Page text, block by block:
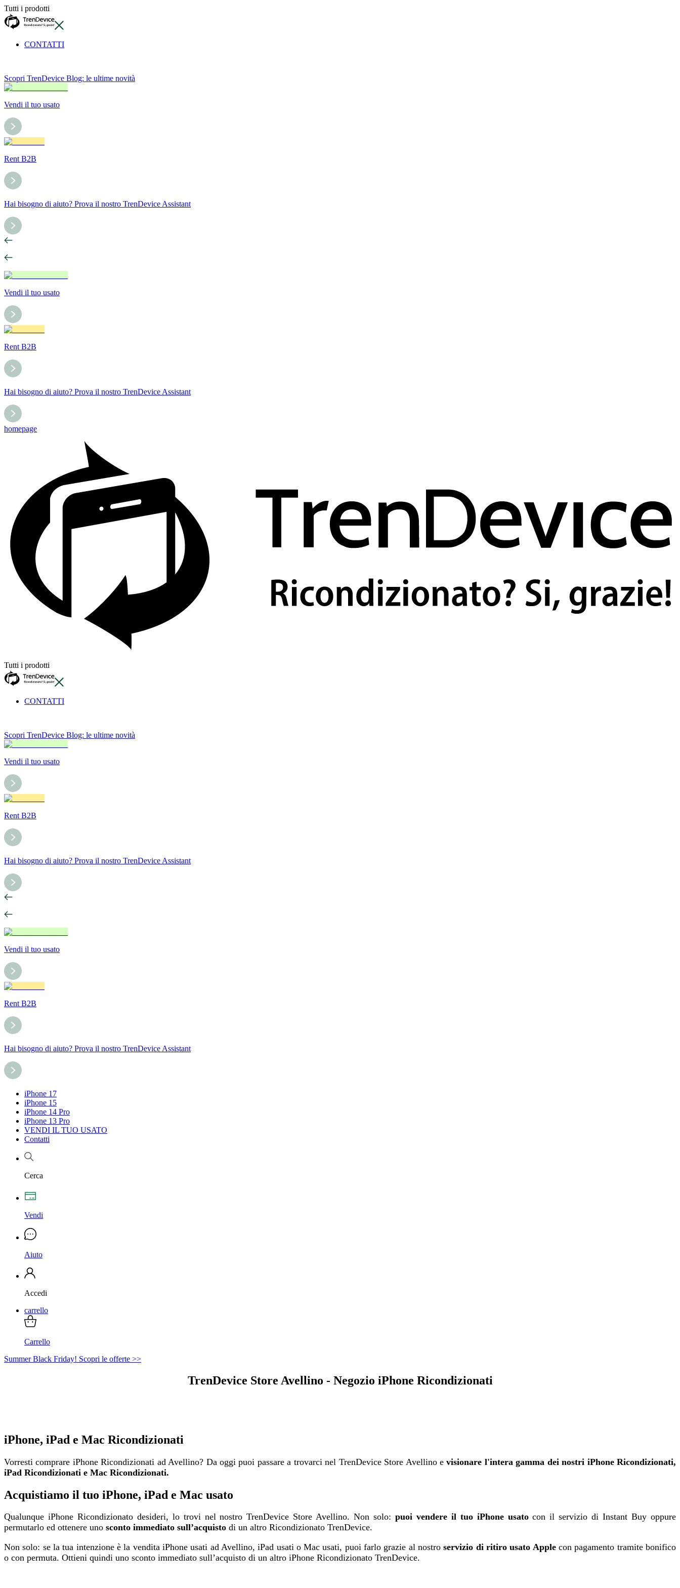
Tutti i prodotti
CONTATTI
Scopri TrenDevice Blog: le ultime novità
Vendi il tuo usato
Rent B2B
Hai bisogno di aiuto? Prova il nostro TrenDevice Assistant
Vendi il tuo usato
Rent B2B
Hai bisogno di aiuto? Prova il nostro TrenDevice Assistant
homepage
Tutti i prodotti
CONTATTI
Scopri TrenDevice Blog: le ultime novità
Vendi il tuo usato
Rent B2B
Hai bisogno di aiuto? Prova il nostro TrenDevice Assistant
Vendi il tuo usato
Rent B2B
Hai bisogno di aiuto? Prova il nostro TrenDevice Assistant
iPhone 17
iPhone 15
iPhone 14 Pro
iPhone 13 Pro
VENDI IL TUO USATO
Contatti
Cerca
Vendi
Aiuto
Accedi
carrello
Carrello
Summer Black Friday! Scopri le offerte >>
TrenDevice Store Avellino - Negozio iPhone Ricondizionati
iPhone, iPad e Mac Ricondizionati
Vorresti comprare iPhone Ricondizionati ad Avellino? Da oggi puoi passare a trovarci nel TrenDevice Store Avellino evisionare l'intera gamma dei nostri iPhone Ricondizionati,
iPad Ricondizionati e Mac Ricondizionati.
Acquistiamo il tuo iPhone, iPad e Mac usato
Qualunque iPhone Ricondizionato desideri, lo trovi nel nostro TrenDevice Store Avellino. Non solo: puoi vendere il tuo iPhone usatocon il servizio di Instant Buy oppure
permutarlo ed ottenere uno sconto immediato sull’acquisto di un altro Ricondizionato TrenDevice.
Non solo: se la tua intenzione è la vendita iPhone usati ad Avellino, iPad usati o Mac usati, puoi farlo grazie al nostroservizio di ritiro usato Applecon pagamento tramite bonifico
o con permuta. Ottieni quindi uno sconto immediato sull’acquisto di un altro iPhone Ricondizionato TrenDevice.